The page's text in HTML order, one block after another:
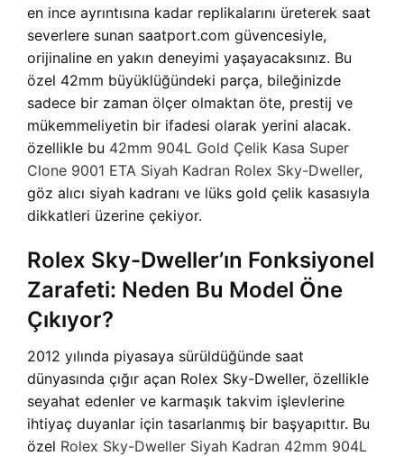
en ince ayrıntısına kadar replikalarını üreterek saat
severlere sunan saatport.com güvencesiyle,
orijinaline en yakın deneyimi yaşayacaksınız. Bu
özel 42mm büyüklüğündeki parça, bileğinizde
sadece bir zaman ölçer olmaktan öte, prestij ve
mükemmeliyetin bir ifadesi olarak yerini alacak.
özellikle bu 42mm 904L Gold Çelik Kasa Super
Clone 9001 ETA Siyah Kadran Rolex Sky-Dweller,
göz alıcı siyah kadranı ve lüks gold çelik kasasıyla
dikkatleri üzerine çekiyor.
Rolex Sky-Dweller’ın Fonksiyonel
Zarafeti: Neden Bu Model Öne
Çıkıyor?
2012 yılında piyasaya sürüldüğünde saat
dünyasında çığır açan Rolex Sky-Dweller, özellikle
seyahat edenler ve karmaşık takvim işlevlerine
ihtiyaç duyanlar için tasarlanmış bir başyapıttır. Bu
özel Rolex Sky-Dweller Siyah Kadran 42mm 904L